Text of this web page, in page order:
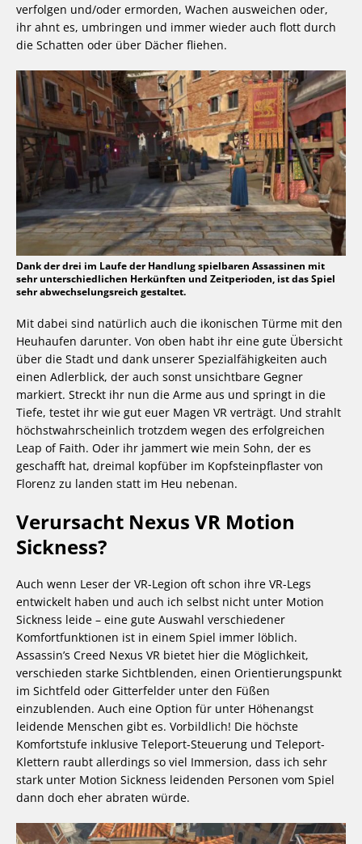
verfolgen und/oder ermorden, Wachen ausweichen oder,
ihr ahnt es, umbringen und immer wieder auch flott durch
die Schatten oder über Dächer fliehen.
Dank der drei im Laufe der Handlung spielbaren Assassinen mit
sehr unterschiedlichen Herkünften und Zeitperioden, ist das Spiel
sehr abwechselungsreich gestaltet.
Mit dabei sind natürlich auch die ikonischen Türme mit den
Heuhaufen darunter. Von oben habt ihr eine gute Übersicht
über die Stadt und dank unserer Spezialfähigkeiten auch
einen Adlerblick, der auch sonst unsichtbare Gegner
markiert. Streckt ihr nun die Arme aus und springt in die
Tiefe, testet ihr wie gut euer Magen VR verträgt. Und strahlt
höchstwahrscheinlich trotzdem wegen des erfolgreichen
Leap of Faith. Oder ihr jammert wie mein Sohn, der es
geschafft hat, dreimal kopfüber im Kopfsteinpflaster von
Florenz zu landen statt im Heu nebenan.
Verursacht Nexus VR Motion
Sickness?
Auch wenn Leser der VR-Legion oft schon ihre VR-Legs
entwickelt haben und auch ich selbst nicht unter Motion
Sickness leide – eine gute Auswahl verschiedener
Komfortfunktionen ist in einem Spiel immer löblich.
Assassin’s Creed Nexus VR bietet hier die Möglichkeit,
verschieden starke Sichtblenden, einen Orientierungspunkt
im Sichtfeld oder Gitterfelder unter den Füßen
einzublenden. Auch eine Option für unter Höhenangst
leidende Menschen gibt es. Vorbildlich! Die höchste
Komfortstufe inklusive Teleport-Steuerung und Teleport-
Klettern raubt allerdings so viel Immersion, dass ich sehr
stark unter Motion Sickness leidenden Personen vom Spiel
dann doch eher abraten würde.